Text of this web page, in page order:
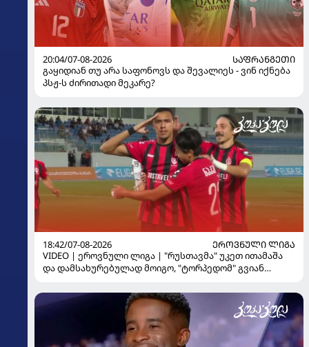
20:04/07-08-2026
ᲡᲐᲤᲠᲐᲜᲒᲔᲗᲘ
გაყიდიან თუ არა საფონოვს და შევალიეს - ვინ იქნება
პსჟ-ს ძირითადი მეკარე?
18:42/07-08-2026
ᲔᲠᲝᲕᲜᲣᲚᲘ ᲚᲘᲒᲐ
VIDEO | ეროვნული ლიგა | "რუსთავმა" უკეთ ითამაშა
და დამსახურებულად მოიგო, "ტორპედომ" გვიან